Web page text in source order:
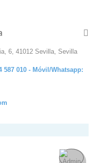
6, 41012 Sevilla, Sevilla
587 010 - Móvil/Whatsapp: